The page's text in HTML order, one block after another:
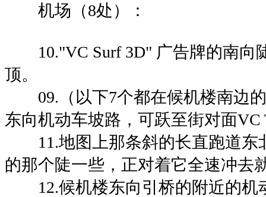
机场（8处）：
10."VC Surf 3D" 广告牌的南向
顶。
09.（以下7个都在候机楼南边的
东向机动车坡路，可跃至街对面VC
11.地图上那条斜的长直跑道东
的那个陡一些，正对着它全速冲去
12.候机楼东向引桥的附近的机